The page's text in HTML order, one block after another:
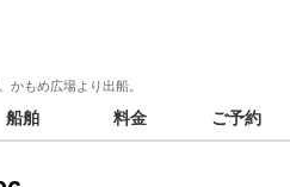
かもめ広場より出船。
船舶 料金 ご予約